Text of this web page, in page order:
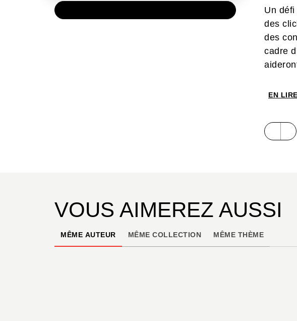
Un
des
des
cadre
EN
VOUS AIMEREZ AUSSI
MÊME AUTEUR MÊME COLLECTION MÊME THÈME